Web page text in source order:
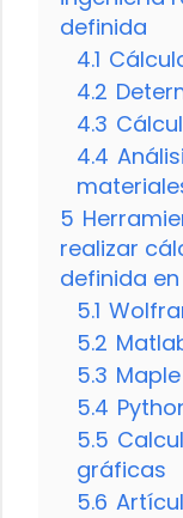
definida
4.1
4.2
4.3
4.4
5
realizar
definida
5.1
5.2
5.3 Maple
5.4
5.5
gráficas
5.6